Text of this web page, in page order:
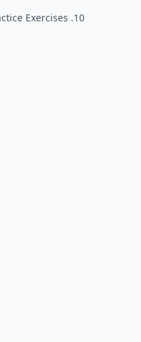
10. A2 Practice Exercises